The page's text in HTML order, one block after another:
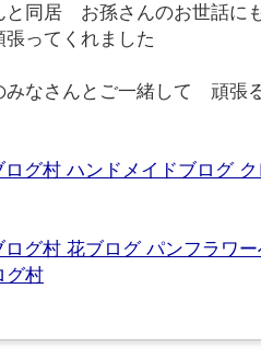
と同居 お孫さんのお世話に
張ってくれました
みなさんとご一緒して 頑
グ村